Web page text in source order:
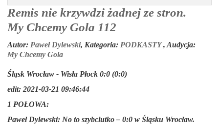
Remis nie krzywdzi żadnej ze stron.
My Chcemy Gola 112
Autor: Paweł Dylewski, Kategoria: PODKASTY, Audycja:
My Chcemy Gola
Śląsk Wrocław - Wisła Płock 0:0 (0:0)
edit: 2021-03-21 09:46:44
1 POŁOWA:
Paweł Dylewski: No to szybciutko – 0:0 w Śląsku Wrocław.